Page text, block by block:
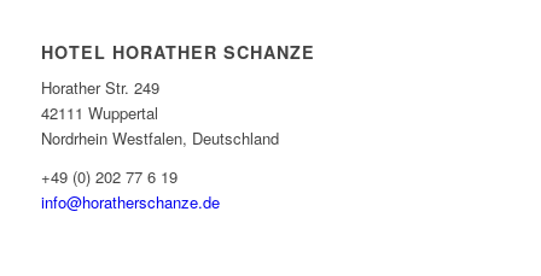
HOTEL HORATHER SCHANZE
Horather Str. 249
42111 Wuppertal
Nordrhein Westfalen, Deutschland
+49 (0) 202 77 6 19
info@horatherschanze.de